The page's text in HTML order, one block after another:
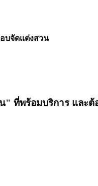
บจัดแต่งสวน
" ที่พร้อมบริการ และ